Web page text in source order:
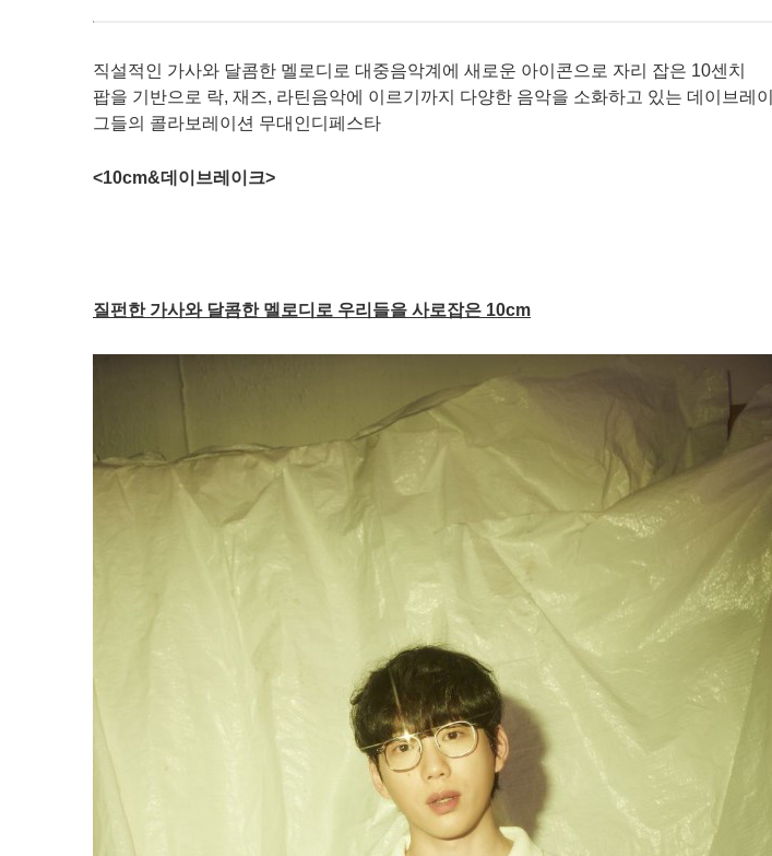
직설적인 가사와 달콤한 멜로디로 대중음악계에 새로운 아이콘으로 자리 잡은 10센치
팝을 기반으로 락, 재즈, 라틴음악에 이르기까지 다양한 음악을 소화하고 있는 데이브레이
그들의 콜라보레이션 무대 ​ 인디페스타
<10cm&데이브레이크>
질펀한 가사와 달콤한 멜로디로 우리들을 사로잡은 10cm